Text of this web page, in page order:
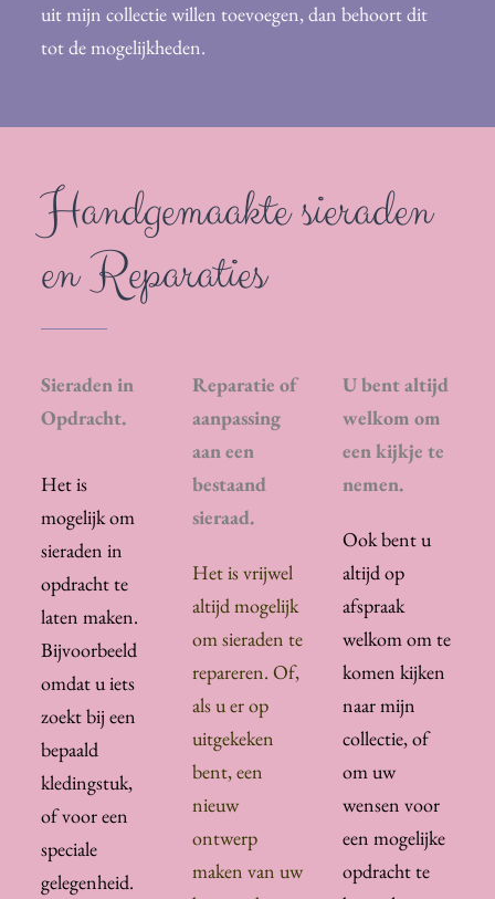
uit mijn collectie willen toevoegen, dan behoort dit
tot de mogelijkheden.
Handgemaakte sieraden
en Reparaties
Sieraden in
Opdracht.
Het is
mogelijk om
sieraden in
opdracht te
laten maken.
Bijvoorbeeld
omdat u iets
zoekt bij een
bepaald
kledingstuk,
of voor een
speciale
gelegenheid.
Reparatie of
aanpassing
aan een
bestaand
sieraad.
Het is vrijwel
altijd mogelijk
om sieraden te
repareren. Of,
als u er op
uitgekeken
bent, een
nieuw
ontwerp
maken van uw
U bent altijd
welkom om
een kijkje te
nemen.
Ook bent u
altijd op
afspraak
welkom om te
komen kijken
naar mijn
collectie, of
om uw
wensen voor
een mogelijke
opdracht te